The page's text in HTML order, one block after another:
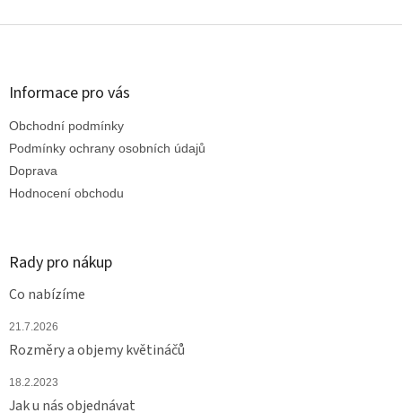
l
r
Z
Informace pro vás
Obchodní podmínky
Podmínky ochrany osobních údajů
Doprava
Hodnocení obchodu
Rady pro nákup
Co nabízíme
21.7.2026
Rozměry a objemy květináčů
18.2.2023
Jak u nás objednávat